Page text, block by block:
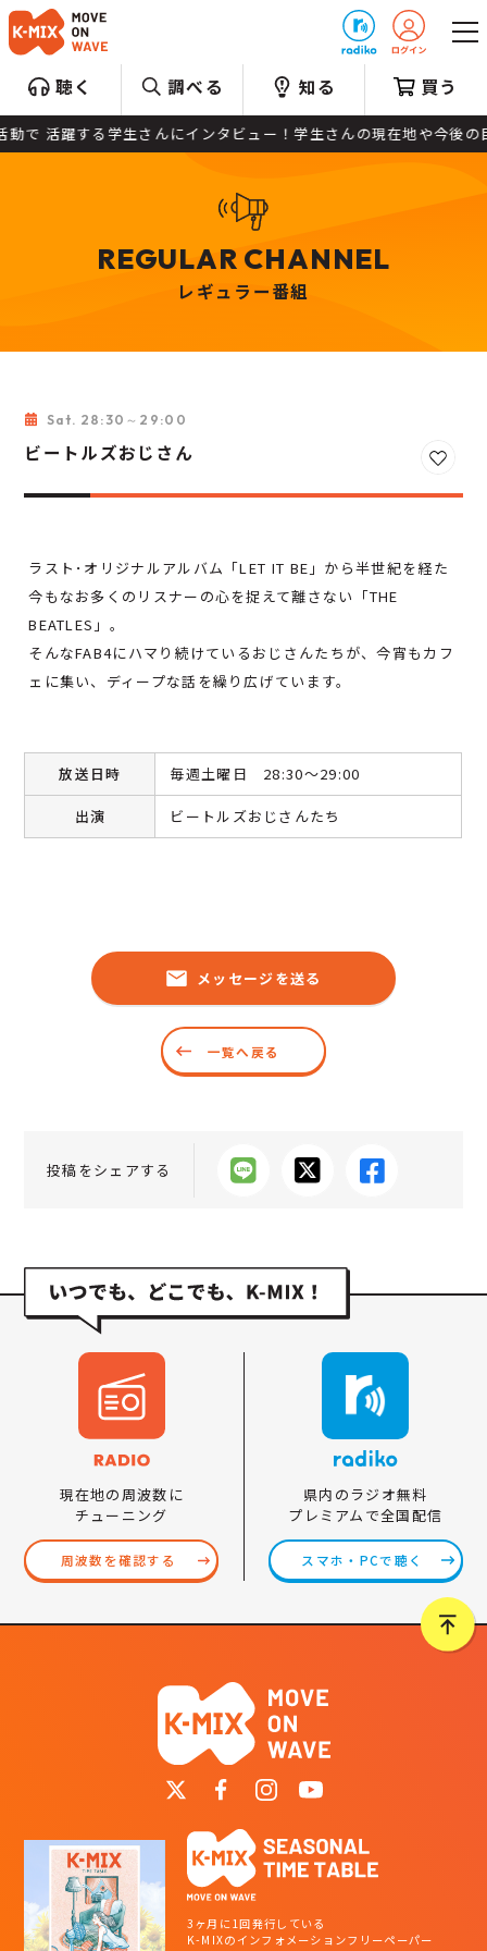
聴く 調べる 知る 買う
活躍する学生さんにインタビュー！学生さんの現在地や今後の
REGULAR CHANNEL
レギュラー番組
Sat. 28:30～29:00
ビートルズおじさん
ラスト･オリジナルアルバム「LET IT BE」から半世紀を経た
今もなお多くのリスナーの心を捉えて離さない「THE
BEATLES」。
そんなFAB4にハマり続けているおじさんたちが、今宵もカフ
ェに集い、ディープな話を繰り広げています。
放送日時 毎週土曜日 28:30～29:00
出演 ビートルズおじさんたち
一覧へ戻る
メッセージを送る
投稿をシェアする
現在地の周波数に
チューニング
周波数を確認する
県内のラジオ無料
プレミアムで全国配信
スマホ・PCで聴く
3ヶ月に1回発行している
K-MIXのインフォメーションフリーペーパー